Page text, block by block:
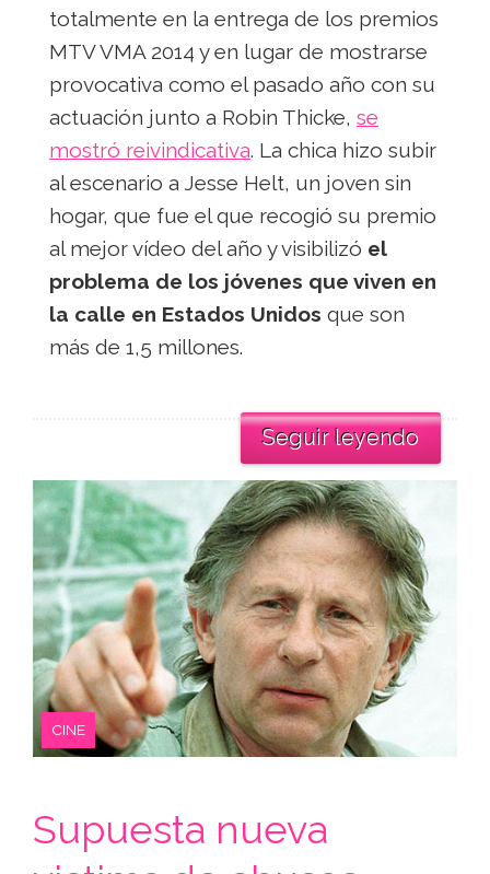
totalmente en la entrega de los premios
MTV VMA 2014 y en lugar de mostrarse
provocativa como el pasado año con su
actuación junto a Robin Thicke, se
mostró reivindicativa. La chica hizo subir
al escenario a Jesse Helt, un joven sin
hogar, que fue el que recogió su premio
al mejor vídeo del año y visibilizó el
problema de los jóvenes que viven en
la calle en Estados Unidos que son
más de 1,5 millones.
Seguir leyendo
CINE
Supuesta nueva